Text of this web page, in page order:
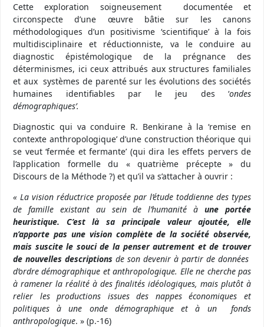
Cette exploration soigneusement documentée et
circonspecte d’une œuvre bâtie sur les canons
méthodologiques d’un positivisme ‘scientifique’ à la fois
multidisciplinaire et réductionniste, va le conduire au
diagnostic épistémologique de la prégnance des
déterminismes, ici ceux attribués aux structures familiales
et aux systèmes de parenté sur les évolutions des sociétés
humaines identifiables par le jeu des ‘ondes
démographiques’.
Diagnostic qui va conduire R. Benkirane à la ‘remise en
contexte anthropologique’ d’une construction théorique qui
se veut ‘fermée et fermante’ (qui dira les effets pervers de
l’application formelle du « quatrième précepte » du
Discours de la Méthode ?) et qu’il va s’attacher à ouvrir :
« La vision réductrice proposée par l’étude toddienne des types
de famille existant au sein de l’humanité à une portée
heuristique. C’est là sa principale valeur ajoutée, elle
n’apporte pas une vision complète de la société observée,
mais suscite le souci de la penser autrement et de trouver
de nouvelles descriptions de son devenir à partir de données
d’ordredémographique et anthropologique. Elle ne cherche pas
à ramener la réalité à des finalités idéologiques, mais plutôt à
relier les productions issues des nappes économiques et
politiques à une onde démographique et à un fonds
anthropologique. » (p.-16)